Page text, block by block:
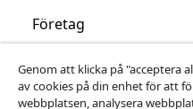
Företag
vidaXL
Genom att klicka på "acceptera
av cookies på din enhet för att
webbplatsen, analysera